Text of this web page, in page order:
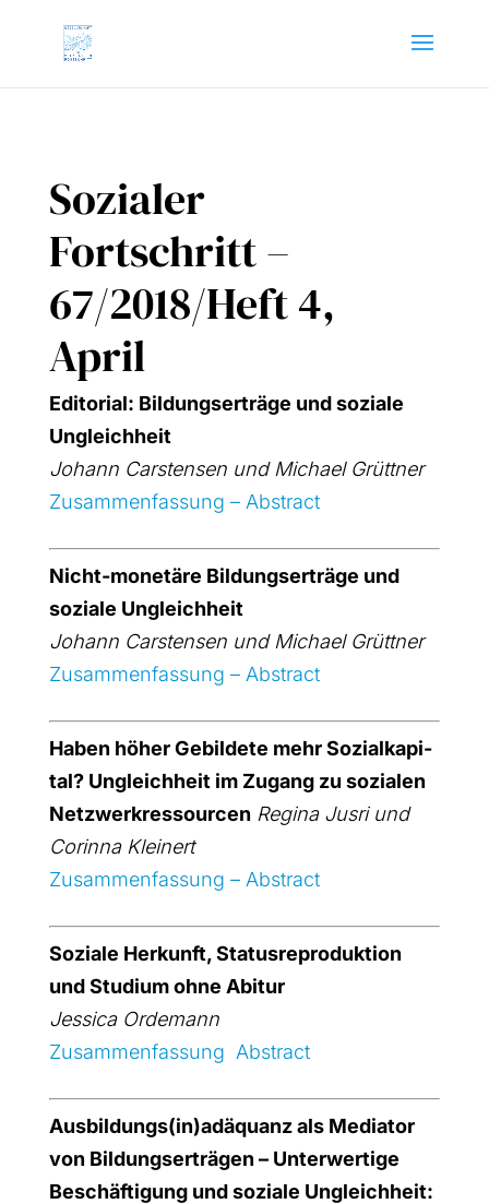
Sozialer
Fortschritt –
67/2018/Heft 4,
April
Edi­to­ri­al: Bil­dungs­er­trä­ge und sozia­le
Ungleich­heit
Johann Cars­ten­sen und Micha­el Grütt­ner
Zusam­men­fas­sung – Abs­tract
Nicht-mone­tä­re Bil­dungs­er­trä­ge und
sozia­le Ungleich­heit
Johann Cars­ten­sen und Micha­el Grütt­ner
Zusam­men­fas­sung – Abs­tract
Haben höher Gebil­de­te mehr Sozi­al­ka­pi­
tal? Ungleich­heit im Zugang zu sozia­len
Netz­werk­res­sour­cen Regi­na Jus­ri und
Corin­na Klei­nert
Zusam­men­fas­sung – Abs­tract
Sozia­le Her­kunft, Sta­tus­re­pro­duk­ti­on
und Stu­di­um ohne Abitur
Jes­si­ca Orde­mann
Zusam­men­fas­sung Abs­tract
Ausbildungs(in)adäquanz als Media­tor
von Bil­dungs­er­trä­gen – Unter­wer­ti­ge
Beschäf­ti­gung und sozia­le Ungleich­heit: